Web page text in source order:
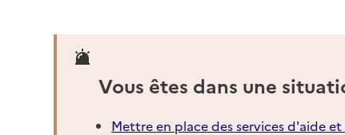
Vous êtes dans une
Mettre en place des services d'aide